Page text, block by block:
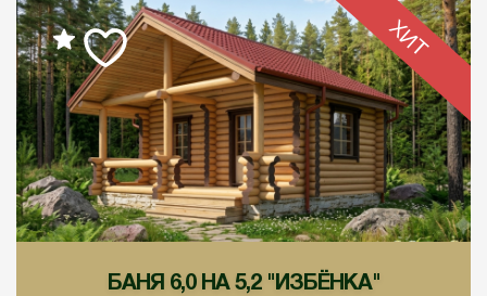
ХИТ
БАНЯ 6,0 НА 5,2 "ИЗБЁНКА"